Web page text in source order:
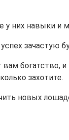
зачастую
захотите.
новых